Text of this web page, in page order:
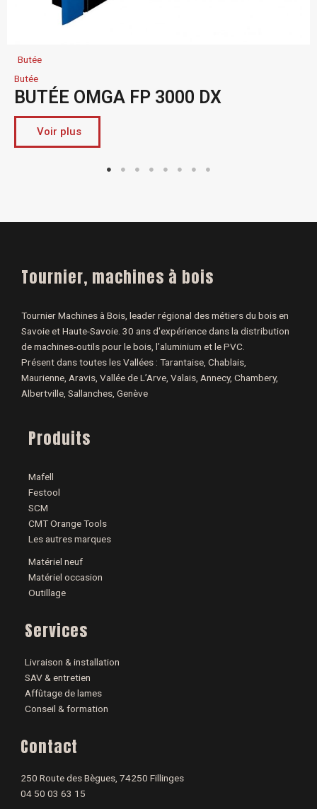
Butée
Butée
BUTÉE OMGA FP 3000 DX
Voir plus
Tournier, machines à bois
Tournier Machines à Bois, leader régional des métiers du bois en
Savoie et Haute-Savoie. 30 ans d'expérience dans la distribution
de machines-outils pour le bois, l’aluminium et le PVC.
Présent dans toutes les Vallées : Tarantaise, Chablais,
Maurienne, Aravis, Vallée de L’Arve, Valais, Annecy, Chambery,
Albertville, Sallanches, Genève
Produits
Mafell
Festool
SCM
CMT Orange Tools
Les autres marques
Matériel neuf
Matériel occasion
Outillage
Services
Livraison & installation
SAV & entretien
Affûtage de lames
Conseil & formation
Contact
250 Route des Bègues, 74250 Fillinges
04 50 03 63 15